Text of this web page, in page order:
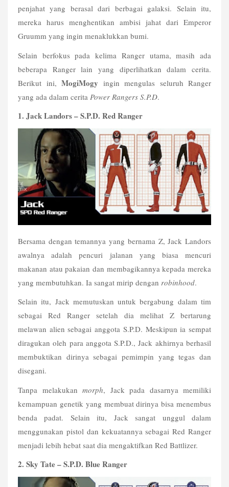
penjahat yang berasal dari berbagai galaksi. Selain itu,
mereka harus menghentikan ambisi jahat dari Emperor
Gruumm yang ingin menaklukkan bumi.
Selain berfokus pada kelima Ranger utama, masih ada
beberapa Ranger lain yang diperlihatkan dalam cerita.
Berikut ini, MogiMogy ingin mengulas seluruh Ranger
yang ada dalam cerita Power Rangers S.P.D.
1. Jack Landors – S.P.D. Red Ranger
Bersama dengan temannya yang bernama Z, Jack Landors
awalnya adalah pencuri jalanan yang biasa mencuri
makanan atau pakaian dan membagikannya kepada mereka
yang membutuhkan. Ia sangat mirip dengan robinhood.
Selain itu, Jack memutuskan untuk bergabung dalam tim
sebagai Red Ranger setelah dia melihat Z bertarung
melawan alien sebagai anggota S.P.D. Meskipun ia sempat
diragukan oleh para anggota S.P.D., Jack akhirnya berhasil
membuktikan dirinya sebagai pemimpin yang tegas dan
disegani.
Tanpa melakukan morph, Jack pada dasarnya memiliki
kemampuan genetik yang membuat dirinya bisa menembus
benda padat. Selain itu, Jack sangat unggul dalam
menggunakan pistol dan kekuatannya sebagai Red Ranger
menjadi lebih hebat saat dia mengaktifkan Red Battlizer.
2. Sky Tate – S.P.D. Blue Ranger